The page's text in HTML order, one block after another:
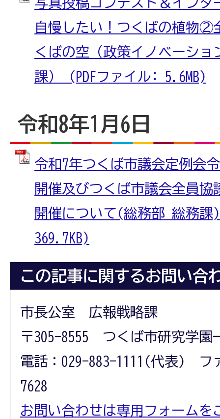
自慢したい！つくばの植物②
くばの空（政策イノベーシ
課） (PDFファイル: 5.6MB)
令和8年1月6日
令和7年つくば市議会定例会
開催及びつくば市議会全員
開催について(総務部 総務課
369.7KB)
この記事に関するお問い合
市長公室 広報戦略課
〒305-8555 つくば市研究学園
電話：029-883-1111(代表) フ
7628
お問い合わせは専用フォームを